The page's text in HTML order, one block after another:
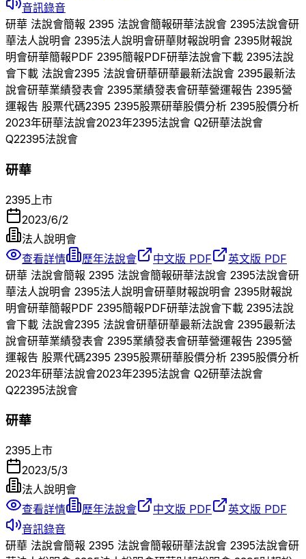
音訊錄音
研華 法說會簡報 2395 法說會簡報研華法說會 2395法說會研
華法人說明會 2395法人說明會研華財報說明會 2395財報說
明會研華簡報PDF 2395簡報PDF研華法說會下載 2395法說
會下載 法說會2395 法說會研華研華最新法說會 2395最新法
說會研華業績發表會 2395業績發表會研華營運報告 2395營
運報告 股票代碼2395 2395股票研華股價分析 2395股價分析
2023年研華法說會2023年2395法說會 Q2研華法說會
Q22395法說會
研華
2395 上市
2023/6/2
法人說明會
查看詳情
歷年法說會 中文版 PDF
英文版 PDF
研華 法說會簡報 2395 法說會簡報研華法說會 2395法說會研
華法人說明會 2395法人說明會研華財報說明會 2395財報說
明會研華簡報PDF 2395簡報PDF研華法說會下載 2395法說
會下載 法說會2395 法說會研華研華最新法說會 2395最新法
說會研華業績發表會 2395業績發表會研華營運報告 2395營
運報告 股票代碼2395 2395股票研華股價分析 2395股價分析
2023年研華法說會2023年2395法說會 Q2研華法說會
Q22395法說會
研華
2395 上市
2023/5/3
法人說明會
查看詳情
歷年法說會 中文版 PDF
英文版 PDF
音訊錄音
研華 法說會簡報 2395 法說會簡報研華法說會 2395法說會研